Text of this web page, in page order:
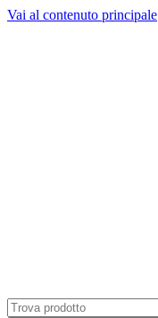
Vai al contenuto principale